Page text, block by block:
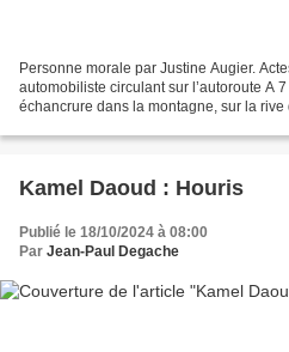
Personne morale par Justine Augier.
automobiliste circulant sur l’autoroute A
échancrure dans la montagne, sur la
Kamel Daoud : Houris
Publié le 18/10/2024 à 08:00
Par Jean-Paul Degache